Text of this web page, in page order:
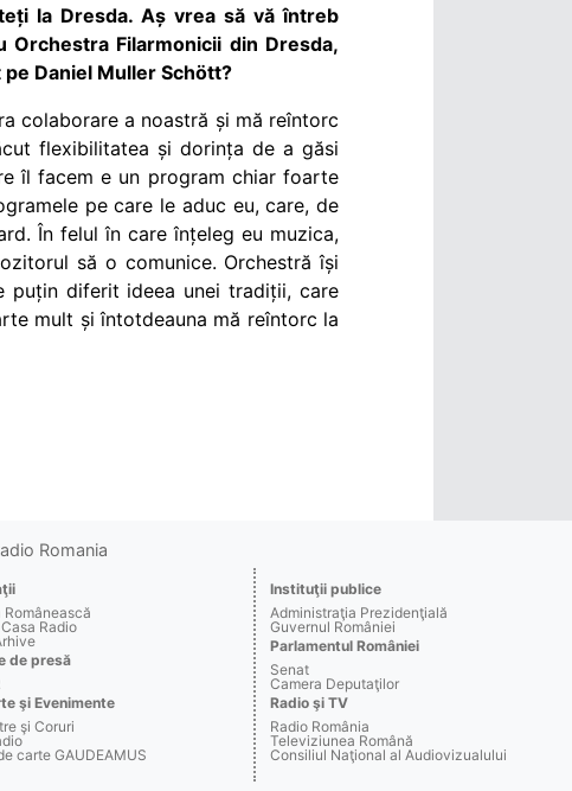
la Dresda. Aș vrea să vă întreb
Filarmonicii din Dresda,
Daniel Muller Schött?
colaborare a noastră și mă reîntorc
flexibilitatea și dorința de a găsi
îl facem e un program chiar foarte
pe care le aduc eu, care, de
În felul în care înțeleg eu muzica,
să o comunice. Orchestră își
puțin diferit ideea unei tradiții, care
mult și întotdeauna mă reîntorc la
Romania
Românească
Radio
de presă
şi Evenimente
şi Coruri
carte GAUDEAMUS
Instituţii publice
Administraţia Prezidenţială
Guvernul României
Parlamentul României
Senat
Camera Deputaţilor
Radio şi TV
Radio România
Televiziunea Română
Consiliul Naţional al Audiovizualului